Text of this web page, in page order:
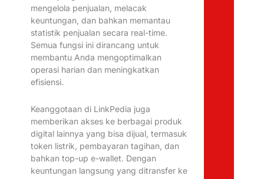
mengelola penjualan, melacak
keuntungan, dan bahkan memantau
statistik penjualan secara real-time.
Semua fungsi ini dirancang untuk
membantu Anda mengoptimalkan
operasi harian dan meningkatkan
efisiensi.
Keanggotaan di LinkPedia juga
memberikan akses ke berbagai produk
digital lainnya yang bisa dijual, termasuk
token listrik, pembayaran tagihan, dan
bahkan top-up e-wallet. Dengan
keuntungan langsung yang ditransfer ke